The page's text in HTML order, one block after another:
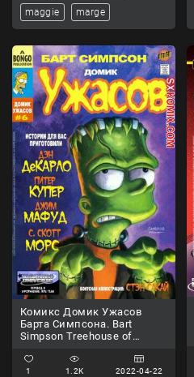
maggie marge
Комикс Домик Ужасов
Барта Симпсона. Bart
Simpson Treehouse of
1 1.2K 2022-04-22